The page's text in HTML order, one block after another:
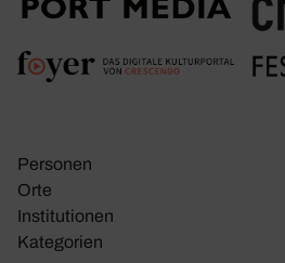
Personen
Orte
Insti­tu­tionen
Kate­go­rien